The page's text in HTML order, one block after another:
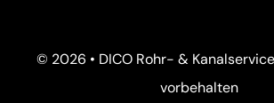
© 2026 • DICO Rohr- &
vorbehalten